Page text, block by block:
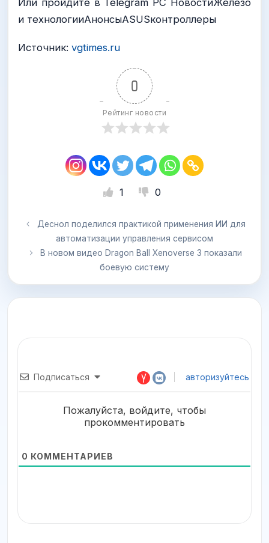
и технологииАнонсыASUSконтроллеры
Источник: vgtimes.ru
0
Рейтинг новости
1 0
Деснол поделился практикой применения ИИ для
автоматизации управления сервисом
В новом видео Dragon Ball Xenoverse 3 показали
боевую систему
Подписаться авторизуйтесь
Пожалуйста, войдите, чтобы
прокомментировать
0 КОММЕНТАРИЕВ